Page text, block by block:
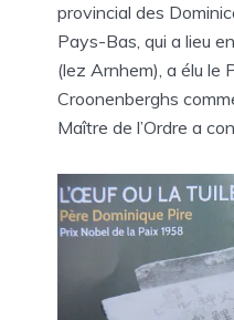
provincial des
Pays-Bas, qui a lieu
(lez Arnhem), a élu le
Croonenberghs
Maître de l’Ordre a